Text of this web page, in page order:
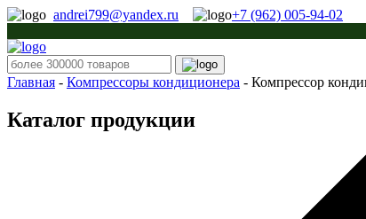
andrei799@yandex.ru
+7 (962) 005-94-02
Главная - Компрессоры кондиционера - Компрессор
Каталог продукции